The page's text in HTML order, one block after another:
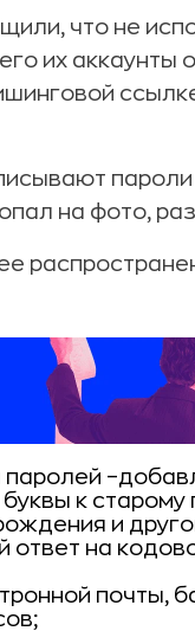
что не
их аккаунты
на фото,
к
и
ответ на
почты,